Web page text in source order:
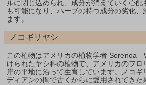
ルに閉じ込められ、成分が消えていく心
も可能になり、ハーブの持つ成分の劣化
ます。
ノコギリヤシ
この植物はアメリカの植物学者 Serenoa
けられたヤシ科の植物で、アメリカのフ
岸の平地に沿って生育しています。ノコ
ディアンの間で古くからに愛用されてきた